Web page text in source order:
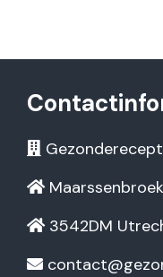
3542DM